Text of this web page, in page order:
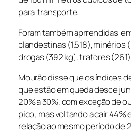
para transporte.
Foram também aprrendidas
clandestinas (1.518), minérios
drogas (392 kg), tratores
Mourão disse que os índices
que estão em queda desde
20% a 30%, com exceção de
pico, mas voltando a cair 44%
relação ao mesmo período de